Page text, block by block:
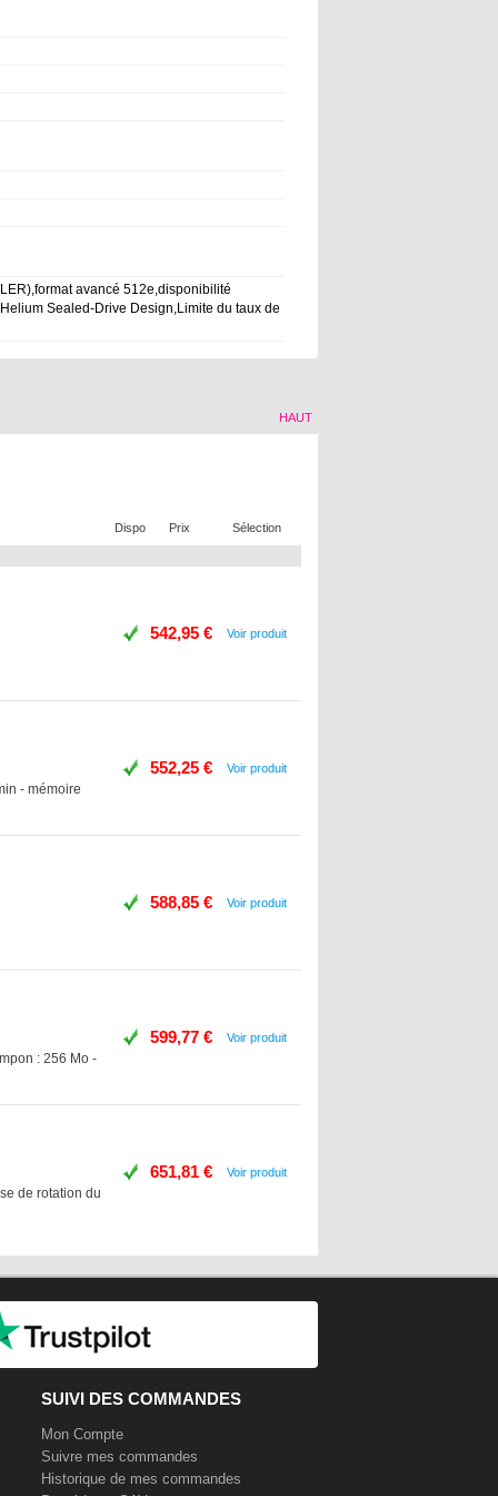
avancé 512e,disponibilité
Sealed-Drive Design,Limite du taux de
HAUT
Dispo Prix Sélection
542,95 € Voir produit
- mémoire
552,25 € Voir produit
588,85 € Voir produit
: 256 Mo -
599,77 € Voir produit
de rotation du
651,81 € Voir produit
SUIVI DES COMMANDES
Mon Compte
Suivre mes commandes
Historique de mes commandes